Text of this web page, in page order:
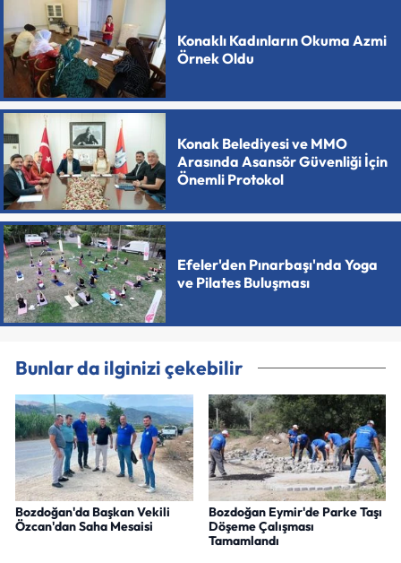
Konaklı Kadınların Okuma Azmi
Örnek Oldu
Konak Belediyesi ve MMO
Arasında Asansör Güvenliği İçin
Önemli Protokol
Efeler'den Pınarbaşı'nda Yoga
ve Pilates Buluşması
Bunlar da ilginizi çekebilir
Bozdoğan'da Başkan Vekili
Özcan'dan Saha Mesaisi
Bozdoğan Eymir'de Parke Taşı
Döşeme Çalışması
Tamamlandı